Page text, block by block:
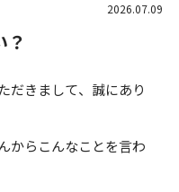
2026.07.09
？
だきまして、誠にあり
からこんなことを言わ